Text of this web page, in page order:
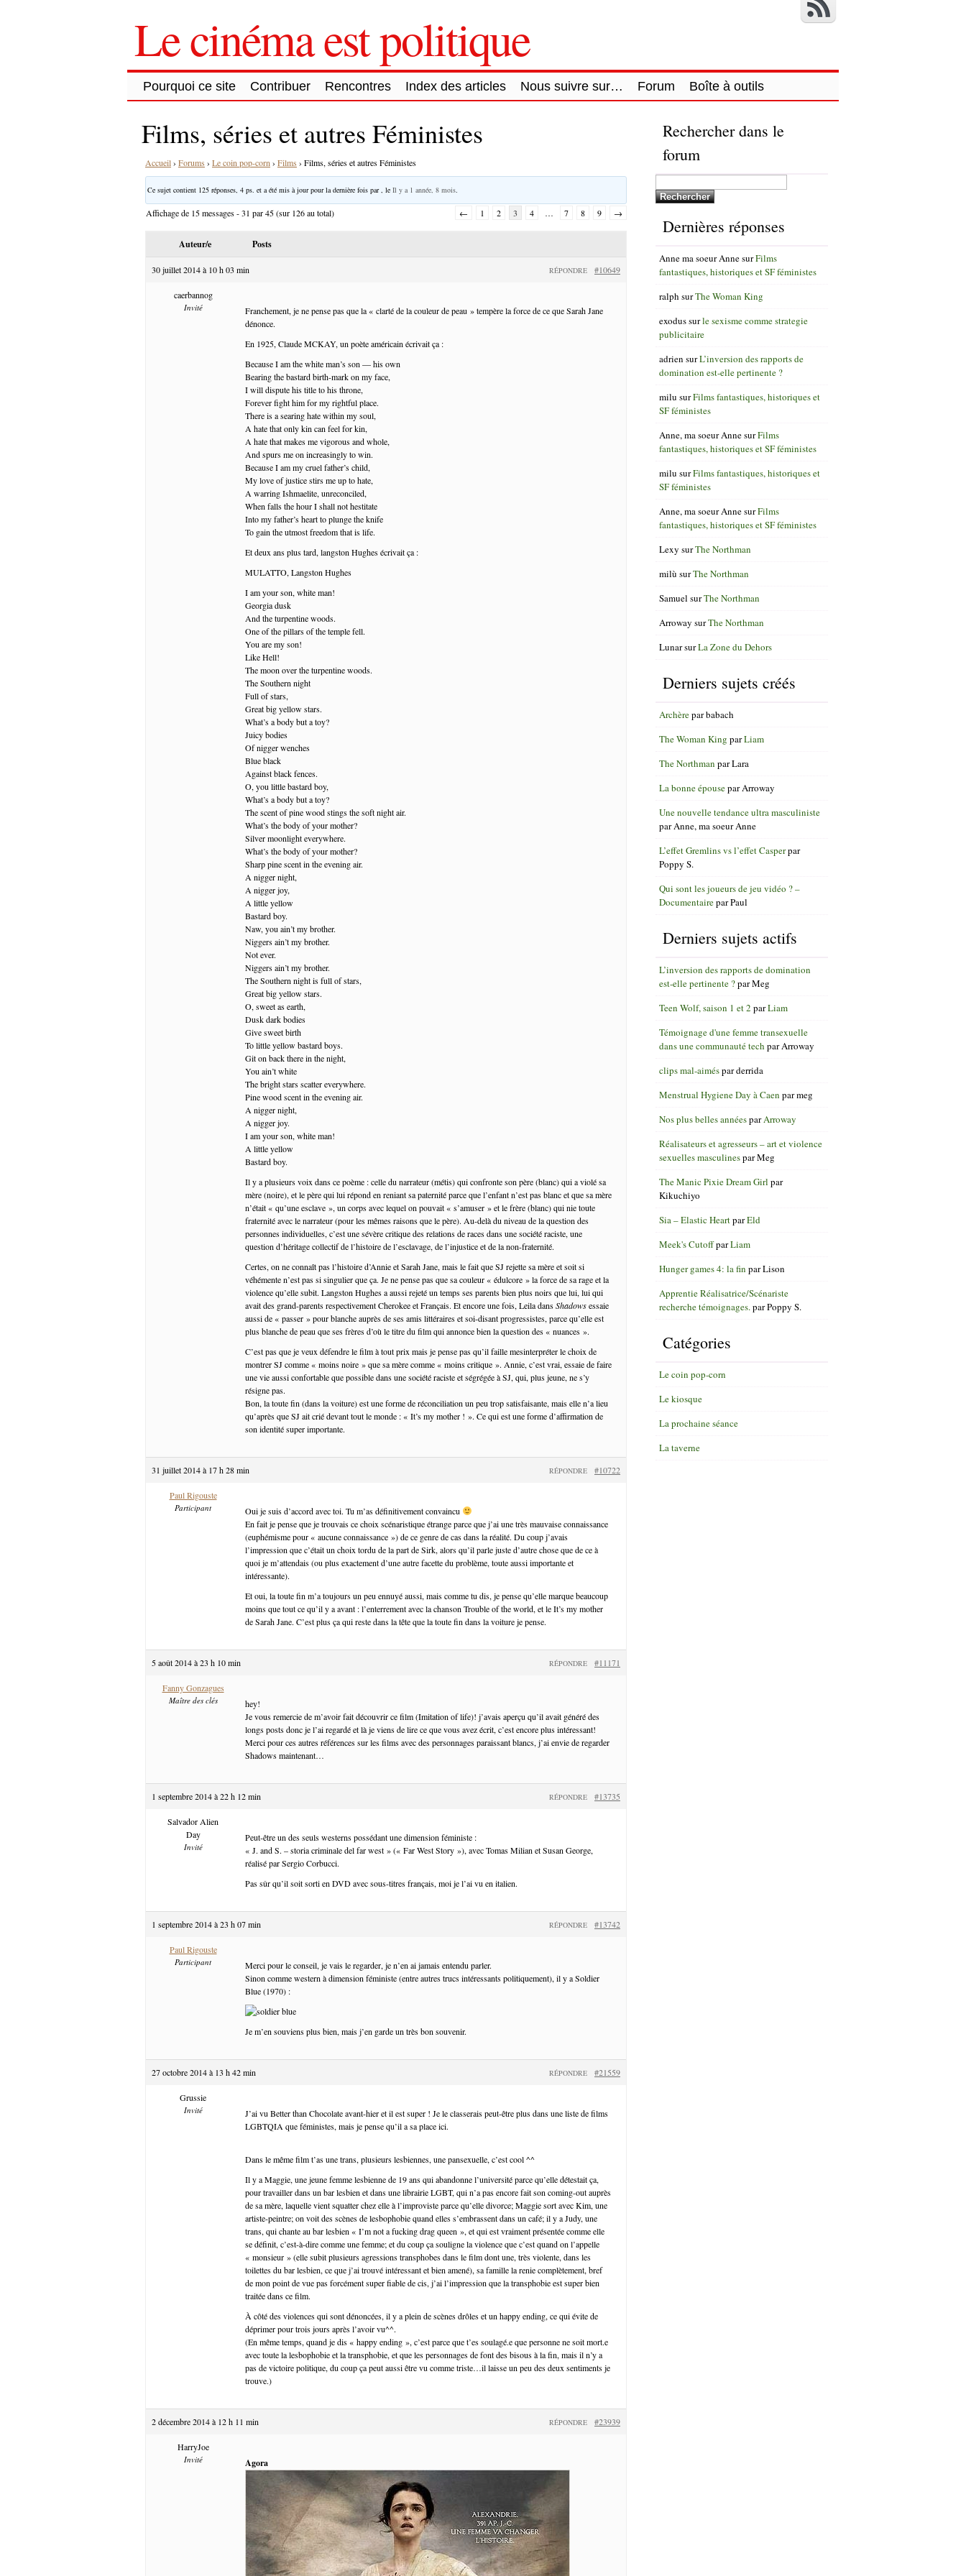
Le cinéma est politique
Pourquoi ce site Contribuer Rencontres Index des articles Nous suivre sur… Forum Boîte à outils
Films, séries et autres Féministes
Accueil› Forums › Le coin pop-corn › Films › Films, séries et autres Féministes
Ce sujet contient 125 réponses, 4 ps. et a été mis à jour pour la dernière fois par , le Il y a 1 année, 8 mois
Affichage de 15 messages - 31 par 45 (sur 126 au total) ← 1 2 3 4 … 7 8 9 →
Auteur/e Posts
30 juillet 2014 à 10 h 03 min #10649
RÉPONDRE
caerbannog
Invité
Franchement, je ne pense pas que la « clarté de la couleur de peau » tempère la force de ce que Sarah Jane
dénonce.
En 1925, Claude MCKAY, un poète américain écrivait ça :
Because I am the white man’s son — his own
Bearing the bastard birth-mark on my face,
I will dispute his title to his throne,
Forever fight him for my rightful place.
There is a searing hate within my soul,
A hate that only kin can feel for kin,
A hate that makes me vigorous and whole,
And spurs me on increasingly to win.
Because I am my cruel father’s child,
My love of justice stirs me up to hate,
A warring Ishmaelite, unreconciled,
When falls the hour I shall not hestitate
Into my father’s heart to plunge the knife
To gain the utmost freedom that is life.
Et deux ans plus tard, langston Hughes écrivait ça :
MULATTO, Langston Hughes
I am your son, white man!
Georgia dusk
And the turpentine woods.
One of the pillars of the temple fell.
You are my son!
Like Hell!
The moon over the turpentine woods.
The Southern night
Full of stars,
Great big yellow stars.
What’s a body but a toy?
Juicy bodies
Of nigger wenches
Blue black
Against black fences.
O, you little bastard boy,
What’s a body but a toy?
The scent of pine wood stings the soft night air.
What’s the body of your mother?
Silver moonlight everywhere.
What’s the body of your mother?
Sharp pine scent in the evening air.
A nigger night,
A nigger joy,
A little yellow
Bastard boy.
Naw, you ain’t my brother.
Niggers ain’t my brother.
Not ever.
Niggers ain’t my brother.
The Southern night is full of stars,
Great big yellow stars.
O, sweet as earth,
Dusk dark bodies
Give sweet birth
To little yellow bastard boys.
Git on back there in the night,
You ain’t white
The bright stars scatter everywhere.
Pine wood scent in the evening air.
A nigger night,
A nigger joy.
I am your son, white man!
A little yellow
Bastard boy.
Il y a plusieurs voix dans ce poème : celle du narrateur (métis) qui confronte son père (blanc) qui a violé sa
mère (noire), et le père qui lui répond en reniant sa paternité parce que l’enfant n’est pas blanc et que sa mère
n’était « qu’une esclave », un corps avec lequel on pouvait « s’amuser » et le frère (blanc) qui nie toute
fraternité avec le narrateur (pour les mêmes raisons que le père). Au-delà du niveau de la question des
personnes individuelles, c’est une sévère critique des relations de races dans une société raciste, une
question d’héritage collectif de l’histoire de l’esclavage, de l’injustice et de la non-fraternité.
Certes, on ne connaît pas l’histoire d’Annie et Sarah Jane, mais le fait que SJ rejette sa mère et soit si
véhémente n’est pas si singulier que ça. Je ne pense pas que sa couleur « édulcore » la force de sa rage et la
violence qu’elle subit. Langston Hughes a aussi rejeté un temps ses parents bien plus noirs que lui, lui qui
avait des grand-parents respectivement Cherokee et Français. Et encore une fois, Leila dansShadowsessaie
aussi de « passer » pour blanche auprès de ses amis littéraires et soi-disant progressistes, parce qu’elle est
plus blanche de peau que ses frères d’où le titre du film qui annonce bien la question des « nuances ».
C’est pas que je veux défendre le film à tout prix mais je pense pas qu’il faille mesinterpréter le choix de
montrer SJ comme « moins noire » que sa mère comme « moins critique ». Annie, c’est vrai, essaie de faire
une vie aussi confortable que possible dans une société raciste et ségrégée à SJ, qui, plus jeune, ne s’y
résigne pas.
Bon, la toute fin (dans la voiture) est une forme de réconciliation un peu trop satisfaisante, mais elle n’a lieu
qu’après que SJ ait crié devant tout le monde : « It’s my mother ! ». Ce qui est une forme d’affirmation de
son identité super importante.
31 juillet 2014 à 17 h 28 min #10722
RÉPONDRE
Paul Rigouste
Participant
Oui je suis d’accord avec toi. Tu m’as définitivement convaincu
En fait je pense que je trouvais ce choix scénaristique étrange parce que j’ai une très mauvaise connaissance
(euphémisme pour « aucune connaissance ») de ce genre de cas dans la réalité. Du coup j’avais
l’impression que c’était un choix tordu de la part de Sirk, alors qu’il parle juste d’autre chose que de ce à
quoi je m’attendais (ou plus exactement d’une autre facette du problème, toute aussi importante et
intéressante).
Et oui, la toute fin m’a toujours un peu ennuyé aussi, mais comme tu dis, je pense qu’elle marque beaucoup
moins que tout ce qu’il y a avant : l’enterrement avec la chanson Trouble of the world, et le It’s my mother
de Sarah Jane. C’est plus ça qui reste dans la tête que la toute fin dans la voiture je pense.
5 août 2014 à 23 h 10 min #11171
RÉPONDRE
Fanny Gonzagues
Maître des clés
hey!
Je vous remercie de m’avoir fait découvrir ce film (Imitation of life)! j’avais aperçu qu’il avait généré des
longs posts donc je l’ai regardé et là je viens de lire ce que vous avez écrit, c’est encore plus intéressant!
Merci pour ces autres références sur les films avec des personnages paraissant blancs, j’ai envie de regarder
Shadows maintenant…
1 septembre 2014 à 22 h 12 min #13735
RÉPONDRE
Salvador Alien
Day
Invité
Peut-être un des seuls westerns possédant une dimension féministe :
« J. and S. – storia criminale del far west » (« Far West Story »), avec Tomas Milian et Susan George,
réalisé par Sergio Corbucci.
Pas sûr qu’il soit sorti en DVD avec sous-titres français, moi je l’ai vu en italien.
1 septembre 2014 à 23 h 07 min #13742
RÉPONDRE
Paul Rigouste
Participant
Merci pour le conseil, je vais le regarder, je n’en ai jamais entendu parler.
Sinon comme western à dimension féministe (entre autres trucs intéressants politiquement), il y a Soldier
Blue (1970) :
Je m’en souviens plus bien, mais j’en garde un très bon souvenir.
27 octobre 2014 à 13 h 42 min #21559
RÉPONDRE
Grussie
Invité
J’ai vu Better than Chocolate avant-hier et il est super ! Je le classerais peut-être plus dans une liste de films
LGBTQIA que féministes, mais je pense qu’il a sa place ici.
Dans le même film t’as une trans, plusieurs lesbiennes, une pansexuelle, c’est cool ^^
Il y a Maggie, une jeune femme lesbienne de 19 ans qui abandonne l’université parce qu’elle détestait ça,
pour travailler dans un bar lesbien et dans une librairie LGBT, qui n’a pas encore fait son coming-out auprès
de sa mère, laquelle vient squatter chez elle à l’improviste parce qu’elle divorce; Maggie sort avec Kim, une
artiste-peintre; on voit des scènes de lesbophobie quand elles s’embrassent dans un café; il y a Judy, une
trans, qui chante au bar lesbien « I’m not a fucking drag queen », et qui est vraiment présentée comme elle
se définit, c’est-à-dire comme une femme; et du coup ça souligne la violence que c’est quand on l’appelle
« monsieur » (elle subit plusieurs agressions transphobes dans le film dont une, très violente, dans les
toilettes du bar lesbien, ce que j’ai trouvé intéressant et bien amené), sa famille la renie complètement, bref
de mon point de vue pas forcément super fiable de cis, j’ai l’impression que la transphobie est super bien
traitée dans ce film.
À côté des violences qui sont dénoncées, il y a plein de scènes drôles et un happy ending, ce qui évite de
déprimer pour trois jours après l’avoir vu^^.
(En même temps, quand je dis « happy ending », c’est parce que t’es soulagé.e que personne ne soit mort.e
avec toute la lesbophobie et la transphobie, et que les personnages de font des bisous à la fin, mais il n’y a
pas de victoire politique, du coup ça peut aussi être vu comme triste…il laisse un peu des deux sentiments je
trouve.)
2 décembre 2014 à 12 h 11 min #23939
RÉPONDRE
HarryJoe
Invité Agora
Rechercher dans le
forum
Dernières réponses
Anne ma soeur AnnesurFilms
fantastiques, historiques et SF féministes
ralph surThe Woman King
exodussurle sexisme comme strategie
publicitaire
adrien surL’inversion des rapports de
domination est-elle pertinente ?
milu surFilms fantastiques, historiques et
SF féministes
Anne, ma soeur AnnesurFilms
fantastiques, historiques et SF féministes
milu surFilms fantastiques, historiques et
SF féministes
Anne, ma soeur AnnesurFilms
fantastiques, historiques et SF féministes
Lexy surThe Northman
milù surThe Northman
Samuel surThe Northman
Arroway surThe Northman
LunarsurLa Zone du Dehors
Derniers sujets créés
Archèreparbabach
The Woman King parLiam
The Northman parLara
La bonne épouseparArroway
Une nouvelle tendance ultra masculiniste
parAnne, ma soeur Anne
L’effet Gremlins vs l’effet Casperpar
Poppy S.
Qui sont les joueurs de jeu vidéo ? –
DocumentaireparPaul
Derniers sujets actifs
L’inversion des rapports de domination
est-elle pertinente ?parMeg
Teen Wolf, saison 1 et 2 parLiam
Témoignage d'une femme transexuelle
dans une communauté tech parArroway
clips mal-aimésparderrida
Menstrual Hygiene Day à Caen parmeg
Nos plus belles annéesparArroway
Réalisateurs et agresseurs – art et violence
sexuelles masculinesparMeg
The Manic Pixie Dream Girl par
Kikuchiyo
Sia – Elastic HeartparEld
Meek's CutoffparLiam
Hunger games 4: la fin parLison
Apprentie Réalisatrice/Scénariste
recherche témoignages. parPoppy S.
Catégories
Le coin pop-corn
Le kiosque
La prochaine séance
La taverne